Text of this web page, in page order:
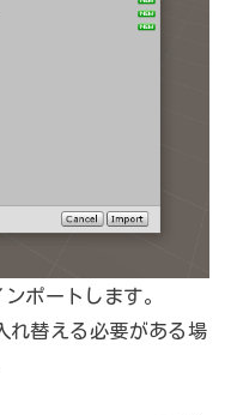
ポートします。
れ替える必要がある場